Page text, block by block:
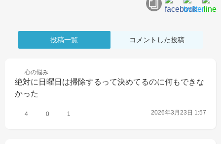
投稿一覧 コメントした投稿
心の悩み
絶対に日曜日は掃除するって決めてるのに何もできな
かった
4 0 1 2026年3月23日 1:57